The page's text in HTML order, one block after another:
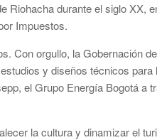
durante el siglo XX,
Impuestos.
Con orgullo, la Gobernación
y diseños técnicos
el Grupo Energía Bogotá a
la cultura y dinamizar el